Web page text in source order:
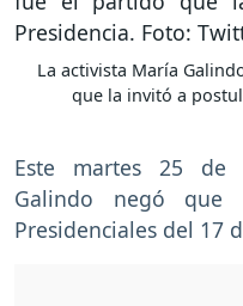
La activista María
que la invitó a
Este martes 25 de
Galindo negó
Presidenciales del 17